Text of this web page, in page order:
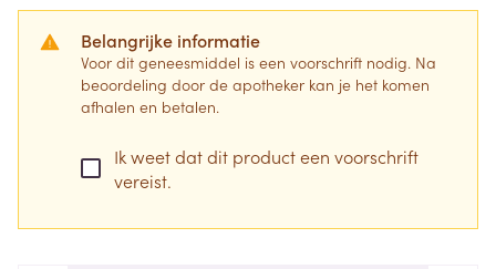
Belangrijke informatie
Voor dit geneesmiddel is een voorschrift nodig. Na
beoordeling door de apotheker kan je het komen
afhalen en betalen.
Ik weet dat dit product een voorschrift
vereist.